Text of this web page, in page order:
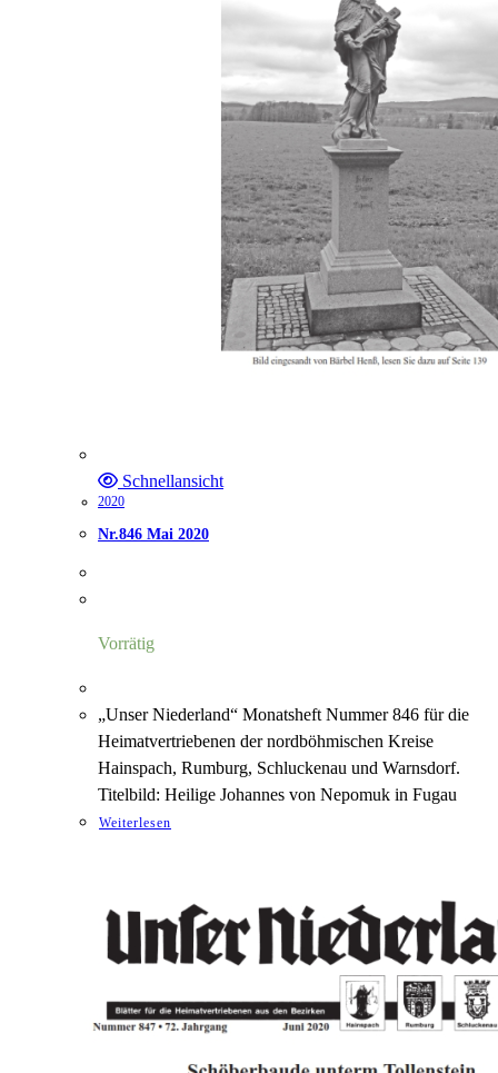
Schnellansicht
2020
Nr.846 Mai 2020
Vorrätig
„Unser Niederland“ Monatsheft Nummer 846 für die
Heimatvertriebenen der nordböhmischen Kreise
Hainspach, Rumburg, Schluckenau und Warnsdorf.
Titelbild: Heilige Johannes von Nepomuk in Fugau
Weiterlesen